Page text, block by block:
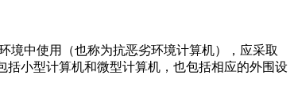
境中使用（也称为抗恶劣环境计算机），应采取
小型计算机和微型计算机，也包括相应的外围设